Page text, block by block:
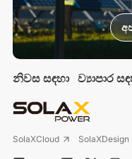
නිවස සඳහා ව්‍යාපාර
SolaXCloud SolaXDesign